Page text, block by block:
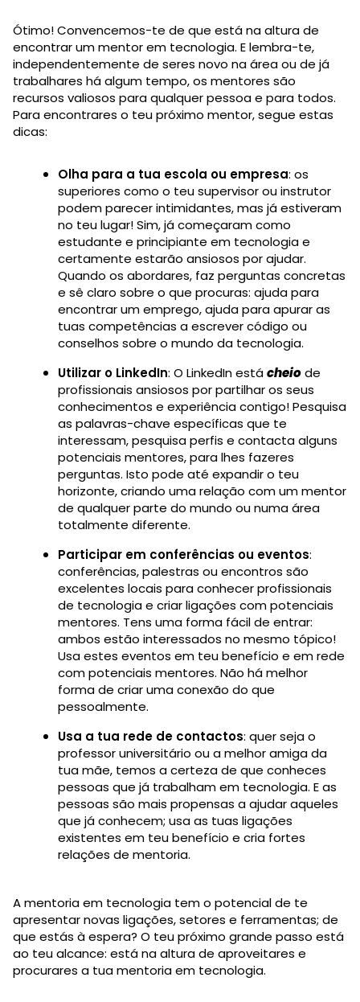
Ótimo! Convencemos-te de que está na altura de
encontrar um mentor em tecnologia. E lembra-te,
independentemente de seres novo na área ou de já
trabalhares há algum tempo, os mentores são
recursos valiosos para qualquer pessoa e para todos.
Para encontrares o teu próximo mentor, segue estas
dicas:
Olha para a tua escola ou empresa: os
superiores como o teu supervisor ou instrutor
podem parecer intimidantes, mas já estiveram
no teu lugar! Sim, já começaram como
estudante e principiante em tecnologia e
certamente estarão ansiosos por ajudar.
Quando os abordares, faz perguntas concretas
e sê claro sobre o que procuras: ajuda para
encontrar um emprego, ajuda para apurar as
tuas competências a escrever código ou
conselhos sobre o mundo da tecnologia.
Utilizar o LinkedIn: O LinkedIn estácheiode
profissionais ansiosos por partilhar os seus
conhecimentos e experiência contigo! Pesquisa
as palavras-chave específicas que te
interessam, pesquisa perfis e contacta alguns
potenciais mentores, para lhes fazeres
perguntas. Isto pode até expandir o teu
horizonte, criando uma relação com um mentor
de qualquer parte do mundo ou numa área
totalmente diferente.
Participar em conferências ou eventos:
conferências, palestras ou encontros são
excelentes locais para conhecer profissionais
de tecnologia e criar ligações com potenciais
mentores. Tens uma forma fácil de entrar:
ambos estão interessados no mesmo tópico!
Usa estes eventos em teu benefício e em rede
com potenciais mentores. Não há melhor
forma de criar uma conexão do que
pessoalmente.
Usa a tua rede de contactos: quer seja o
professor universitário ou a melhor amiga da
tua mãe, temos a certeza de que conheces
pessoas que já trabalham em tecnologia. E as
pessoas são mais propensas a ajudar aqueles
que já conhecem; usa as tuas ligações
existentes em teu benefício e cria fortes
relações de mentoria.
A mentoria em tecnologia tem o potencial de te
apresentar novas ligações, setores e ferramentas; de
que estás à espera? O teu próximo grande passo está
ao teu alcance: está na altura de aproveitares e
procurares a tua mentoria em tecnologia.